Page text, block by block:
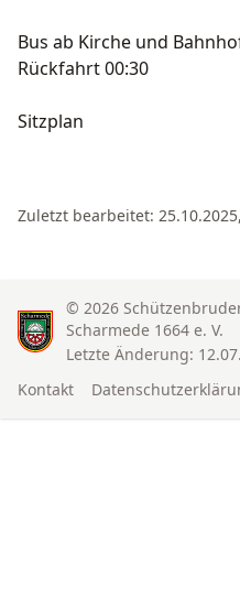
Bus ab Kirche und
Rückfahrt 00:30
Sitzplan
Zuletzt bearbeitet:
© 2026
Scharmede 1664 e. V.
Letzte Änderung:
Kontakt